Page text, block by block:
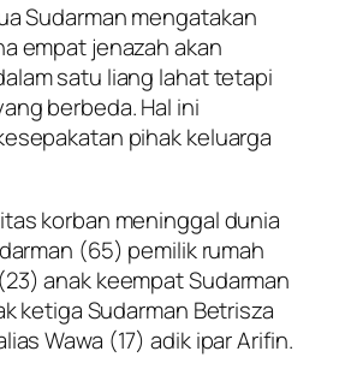
Sudarman mengatakan
empat jenazah akan
satu liang lahat tetapi
berbeda. Hal ini
pihak keluarga
korban meninggal dunia
(65) pemilik rumah
anak keempat Sudarman
ketiga Sudarman Betrisza
Wawa (17) adik ipar Arifin.